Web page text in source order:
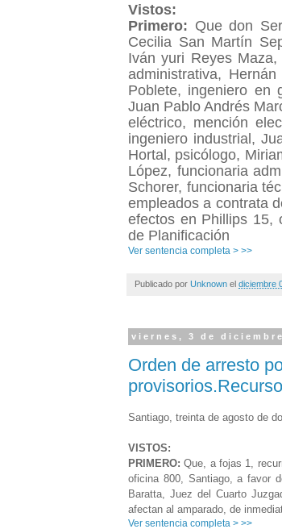
Vistos:
Primero: Que don
Cecilia San Martín
Iván yuri Reyes
administrativa,
Poblete, ingeniero en
Juan Pablo Andrés
eléctrico, mención
ingeniero industrial,
Hortal, psicólogo,
López, funcionaria
Schorer, funcionaria
empleados a contrata
efectos en Phillips 15,
de Planificación
Ver sentencia completa > >>
Publicado por Unknown el diciembre
viernes, 3 de
Orden de arresto
Santiago, treinta de agosto de
VISTOS:
PRIMERO: Que, a fojas 1,
oficina 800, Santiago, a favor
Baratta, Juez del Cuarto
afectan al amparado, de
Ver sentencia completa > >>